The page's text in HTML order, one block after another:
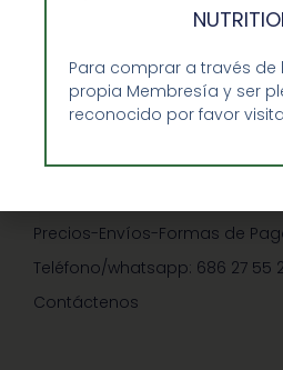
Sobre Nosotros y Herbalife
Precios-Envíos-Formas de
Teléfono/whatsapp: 686 27 55
Contáctenos
Para comprar a través de
propia Membresía y ser
reconocido por favor visita